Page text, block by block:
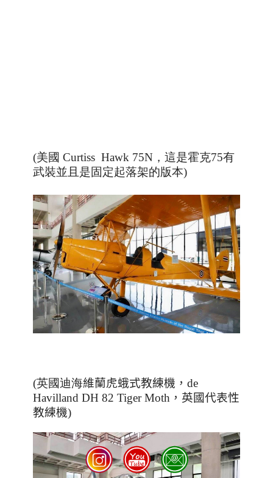
(美國 Curtiss Hawk 75N，這是霍克75有
武裝並且是固定起落架的版本)
(英國迪海維蘭虎蛾式教練機， de
Havilland DH 82 Tiger Moth ，英國代表性
教練機)